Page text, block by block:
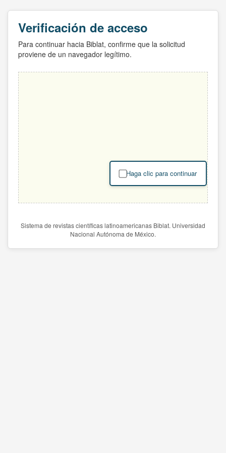
Verificación de acceso
Para continuar hacia Biblat, confirme que la solicitud
proviene de un navegador legítimo.
Haga clic para continuar
Sistema de revistas científicas latinoamericanas Biblat. Universidad
Nacional Autónoma de México.